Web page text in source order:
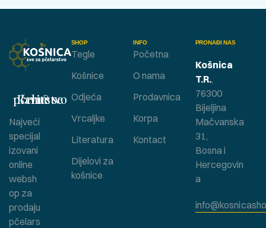
SHOP
Tegle
Košnice
Odjeća
Vrcaljke
Literatura
Dijelovi za
košnice
INFO
Početna
O nama
Prodavnica
Korpa
Kontact
Bavite se pčelarstvom ?
Najveći
specijal
izovani
online
websh
op za
prodaju
pčelars
PRONAĐI NAS
Košnica
T.R.,
76300
Bijeljina
Mačvanska
31,
Bosna i
Hercegovin
a